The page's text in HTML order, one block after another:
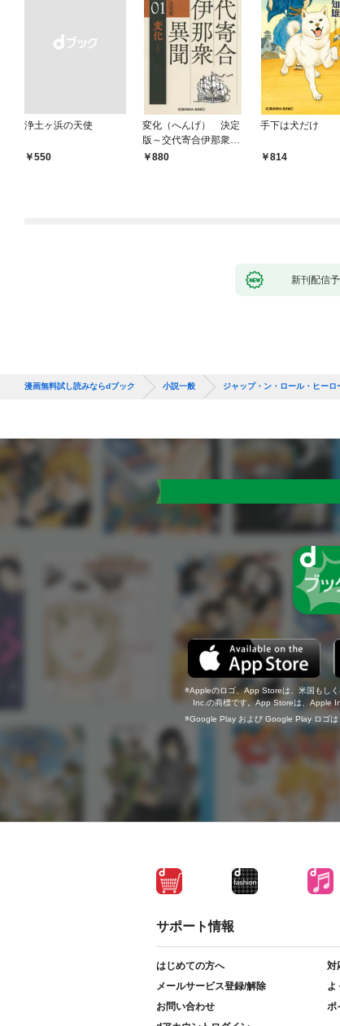
浄土ヶ浜の天使
￥550
変化（へんげ） 決定
版～交代寄合伊那衆異
聞（1）～
880
手下は犬だけ
814
新刊配信
漫画無料試し読みならdブック 小説一般 ジャップ・ン・ロール・ヒーロ
Appleのロゴ、App Storeは、米国もし
Inc.の商標です。App Storeは、Apple
Google Play および Google Play ロゴは
サポート情報
はじめての方へ
対
メールサービス登録/解除
よ
お問い合わせ
ポ